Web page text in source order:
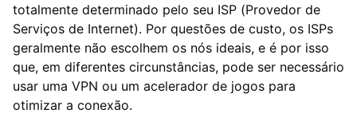
totalmente determinado pelo seu ISP (Provedor de
Serviços de Internet). Por questões de custo, os ISPs
geralmente não escolhem os nós ideais, e é por isso
que, em diferentes circunstâncias, pode ser necessário
usar uma VPN ou um acelerador de jogos para
otimizar a conexão.